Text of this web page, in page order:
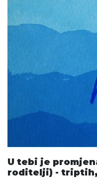
U tebi je
roditelji) -